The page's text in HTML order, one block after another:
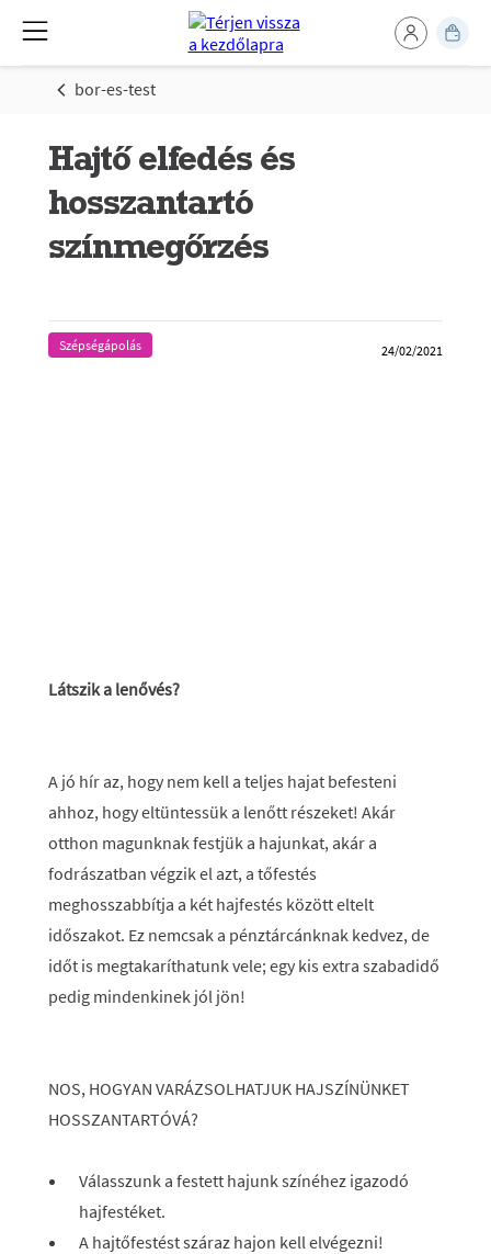
bor-es-test
Hajtő elfedés és
hosszantartó
színmegőrzés
Szépségápolás 24/02/2021
Látszik a lenővés?
A jó hír az, hogy nem kell a teljes hajat befesteni
ahhoz, hogy eltüntessük a lenőtt részeket! Akár
otthon magunknak festjük a hajunkat, akár a
fodrászatban végzik el azt, a tőfestés
meghosszabbítja a két hajfestés között eltelt
időszakot. Ez nemcsak a pénztárcánknak kedvez, de
időt is megtakaríthatunk vele; egy kis extra szabadidő
pedig mindenkinek jól jön!
NOS, HOGYAN VARÁZSOLHATJUK HAJSZÍNÜNKET
HOSSZANTARTÓVÁ?
Válasszunk a festett hajunk színéhez igazodó
hajfestéket.
A hajtőfestést száraz hajon kell elvégezni!